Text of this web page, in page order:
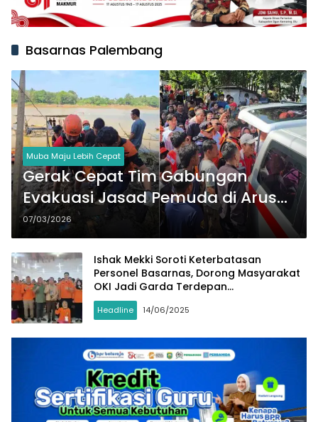
Basarnas Palembang
Muba Maju Lebih Cepat
Gerak Cepat Tim Gabungan
Evakuasi Jasad Pemuda di Arus
Sungai Musi
07/03/2026
Ishak Mekki Soroti Keterbatasan
Personel Basarnas, Dorong Masyarakat
OKI Jadi Garda Terdepan
Penanggulangan Bencana
Headline 14/06/2025